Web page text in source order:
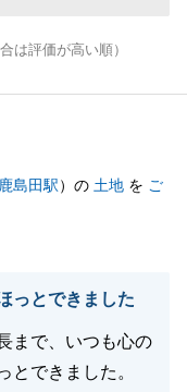
は評価が高い順）
鹿島田駅）の 土地 を ご
っとできました
まで、いつも心の
とできました。